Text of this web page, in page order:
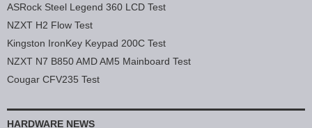
ASRock Steel Legend 360 LCD Test
NZXT H2 Flow Test
Kingston IronKey Keypad 200C Test
NZXT N7 B850 AMD AM5 Mainboard Test
Cougar CFV235 Test
HARDWARE NEWS